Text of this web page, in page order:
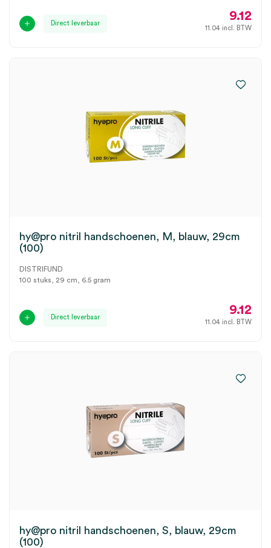
Direct leverbaar
9.12
11.04 incl. BTW
hy@pro nitril handschoenen, M, blauw, 29cm
(100)
DISTRIFUND
100 stuks, 29 cm, 6.5 gram
Direct leverbaar
9.12
11.04 incl. BTW
hy@pro nitril handschoenen, S, blauw, 29cm
(100)